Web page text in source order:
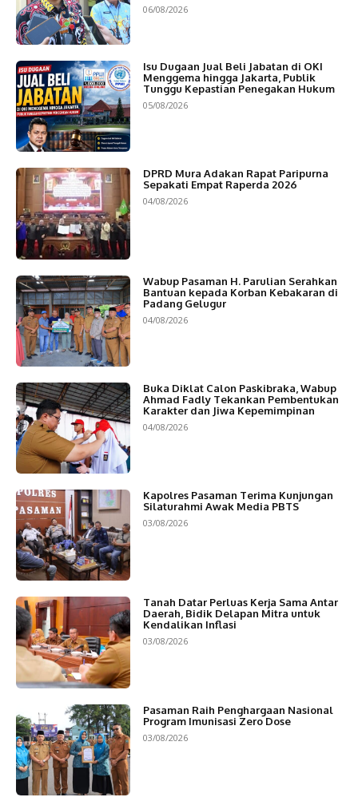
06/08/2026
Isu Dugaan Jual Beli Jabatan di OKI
Menggema hingga Jakarta, Publik
Tunggu Kepastian Penegakan Hukum
05/08/2026
DPRD Mura Adakan Rapat Paripurna
Sepakati Empat Raperda 2026
04/08/2026
Wabup Pasaman H. Parulian Serahkan
Bantuan kepada Korban Kebakaran di
Padang Gelugur
04/08/2026
Buka Diklat Calon Paskibraka, Wabup
Ahmad Fadly Tekankan Pembentukan
Karakter dan Jiwa Kepemimpinan
04/08/2026
Kapolres Pasaman Terima Kunjungan
Silaturahmi Awak Media PBTS
03/08/2026
Tanah Datar Perluas Kerja Sama Antar
Daerah, Bidik Delapan Mitra untuk
Kendalikan Inflasi
03/08/2026
Pasaman Raih Penghargaan Nasional
Program Imunisasi Zero Dose
03/08/2026